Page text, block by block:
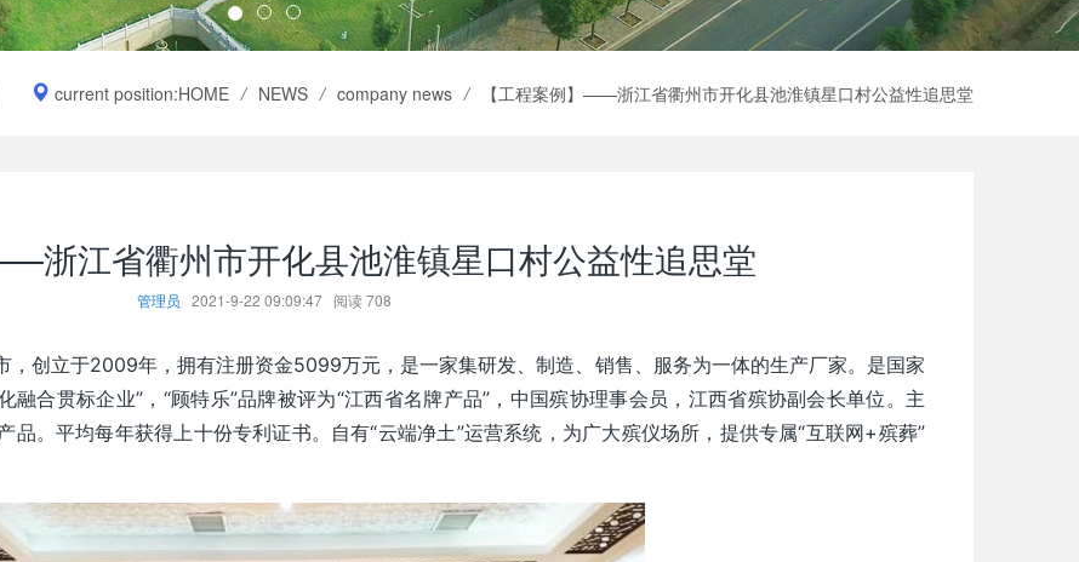
current position:HOME / NEWS / company news / 【工程案例】——浙江省衢州市开化县池淮镇星口村公益性追思堂
浙江省衢州市开化县池淮镇星口村公益性追思堂
管理员 2021-9-22 09:09:47 阅读708
，创立于2009年，拥有注册资金5099万元，是一家集研发、制造、销售、服务为一体的生产厂家。是国家
融合贯标企业”，“顾特乐”品牌被评为“江西省名牌产品”，中国殡协理事会员，江西省殡协副会长单位。主
。平均每年获得上十份专利证书。自有“云端净土”运营系统，为广大殡仪场所，提供专属“互联网+殡葬”